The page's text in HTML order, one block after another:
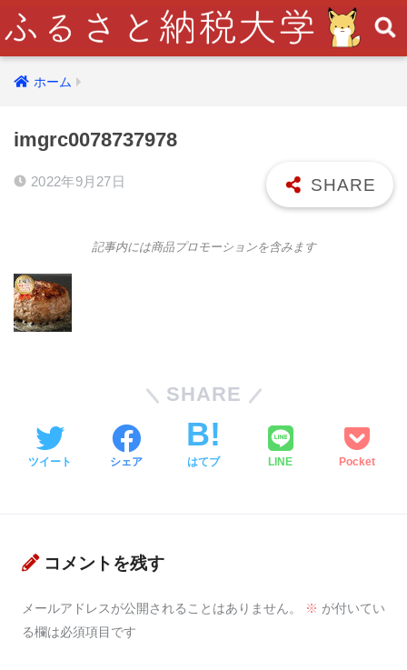
ホーム
imgrc0078737978
2022年9月27日
記事内には商品プロモーションを含みます
SHARE
ツイート シェア はてブ LINE Pocket
コメントを残す
メールアドレスが公開されることはありません。 ※ が付いてい
る欄は必須項目です